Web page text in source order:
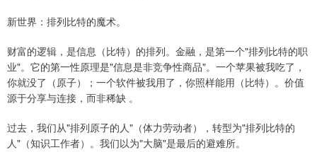
新世界：排列比特的魔术。
财富的逻辑，是信息（比特）的排列。金融，是第一个"排列比特的职
业"。它的第一性原理是"信息是非竞争性商品"。一个苹果被我吃了，
你就没了（原子）；一个软件被我用了，你照样能用（比特）。价值
源于分享与连接，而非稀缺 。
过去，我们从"排列原子的人"（体力劳动者），转型为"排列比特的
人"（知识工作者）。我们以为"大脑"是最后的避难所。